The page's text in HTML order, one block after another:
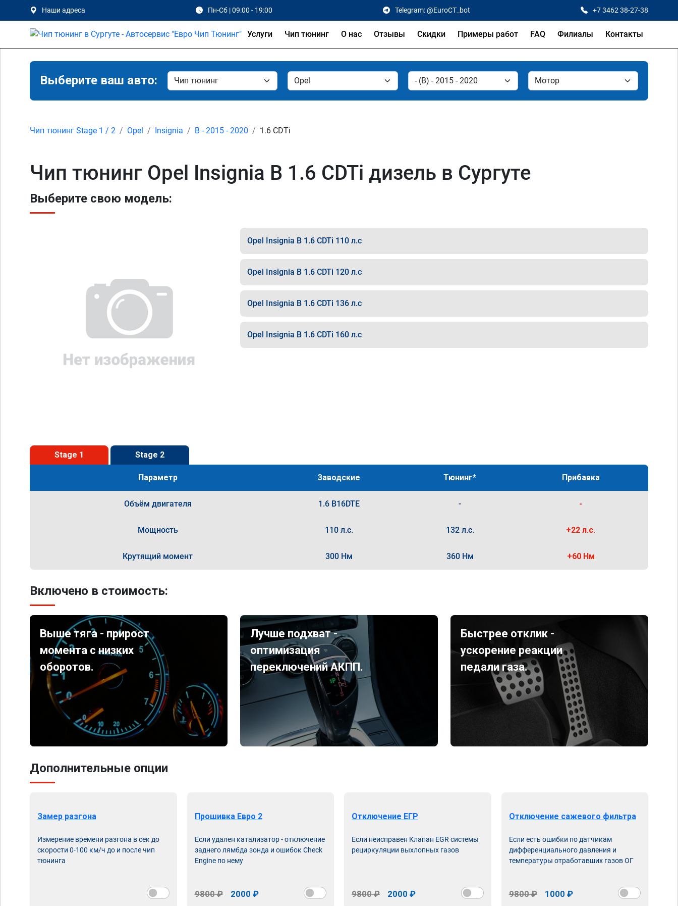
Наши адреса Пн-Сб | 09:00 - 19:00 Telegram: @EuroCT_bot +7 3462 38-27-38
Услуги Чип тюнинг О нас Отзывы Скидки Примеры работ FAQ Филиалы Контакты
Выберите ваш авто:
Чип тюнинг Stage 1 / 2 Opel Insignia B - 2015 - 2020 1.6 CDTi
Чип тюнинг Opel Insignia B 1.6 CDTi дизель в Сургуте
Выберите свою модель:
Opel Insignia B 1.6 CDTi 110 л.с
Opel Insignia B 1.6 CDTi 120 л.с
Opel Insignia B 1.6 CDTi 136 л.с
Opel Insignia B 1.6 CDTi 160 л.с
Stage 1 Stage 2
Параметр Заводские Тюнинг* Прибавка
Объём двигателя 1.6 B16DTE - -
Мощность 110 л.с. 132 л.с. +22 л.с.
Крутящий момент 300 Нм 360 Нм +60 Нм
Включено в стоимость:
Выше тяга - прирост
момента с низких
оборотов.
Лучше подхват -
оптимизация
переключений АКПП.
Быстрее отклик -
ускорение реакции
педали газа.
Дополнительные опции
Замер разгона
Измерение времени разгона в сек до
скорости 0-100 км/ч до и после чип
тюнинга
Прошивка Евро 2
Если удален катализатор - отключение
заднего лямбда зонда и ошибок Check
Engine по нему
9800 ₽ 2000 ₽
Отключение ЕГР
Если неисправен Клапан EGR системы
рециркуляции выхлопных газов
9800 ₽ 2000 ₽
Отключение сажевого фильтра
Если есть ошибки по датчикам
дифференциального давления и
температуры отработавших газов ОГ
9800 ₽ 1000 ₽